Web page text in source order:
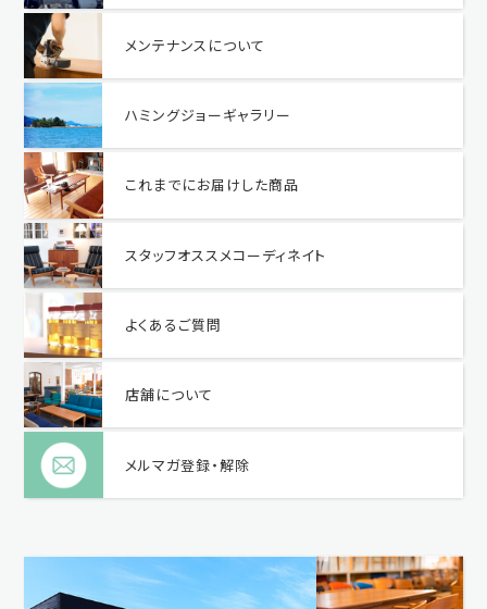
メンテナンスについて
ハミングジョーギャラリー
これまでにお届けした商品
スタッフオススメコーディネイト
よくあるご質問
店舗について
メルマガ登録・解除